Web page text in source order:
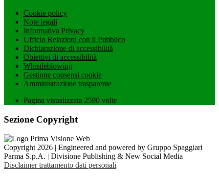
Cookie policy
Note legali
Informativa Privacy
Ufficio Relazioni con il Pubblico
Dichiarazione di accessibilità
Obiettivi di accessibilità
Whistleblowing
Gestione consensi cookie
Amministrazione trasparente
Pagina visualizzata 2590 volte
Sezione Copyright
Copyright 2026 | Engineered and powered by Gruppo Spaggiari
Parma S.p.A. | Divisione Publishing & New Social Media
Disclaimer trattamento dati personali